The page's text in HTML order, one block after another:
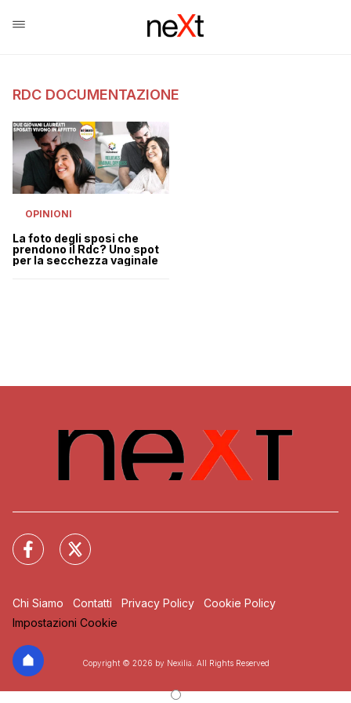
RDC DOCUMENTAZIONE
OPINIONI
La foto degli sposi che
prendono il Rdc? Uno spot
per la secchezza vaginale
Chi Siamo Contatti Privacy Policy
Cookie Policy
Impostazioni Cookie
Copyright © 2026 by Nexilia. All Rights Reserved